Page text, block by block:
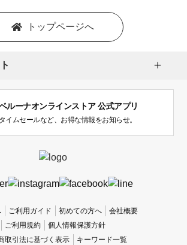
トップページへ
ルーナオンラインストア 公式アプリ
タイムセールなど、お得な情報をお知らせ。
ご利用ガイド 初めての方へ
会社概要
ご利用規約
個人情報保護方針
取引法に基づく表示
キーワード一覧